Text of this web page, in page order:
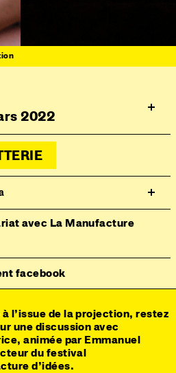
2022
avec La Manufacture
facebook
l’issue de la projection, restez
une discussion avec
animée par Emmanuel
du festival
d’idées.